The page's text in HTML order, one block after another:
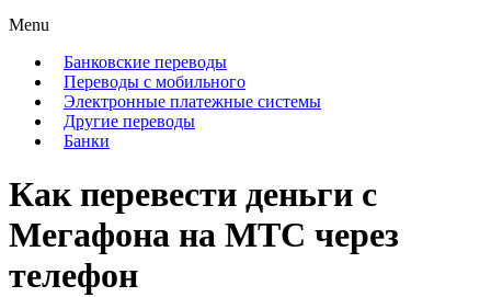
Переводи деньги
Гид в мире переводов
Menu
Банковские переводы
Переводы с мобильного
Электронные платежные системы
Другие переводы
Банки
Как перевести деньги с
Мегафона на МТС через
телефон